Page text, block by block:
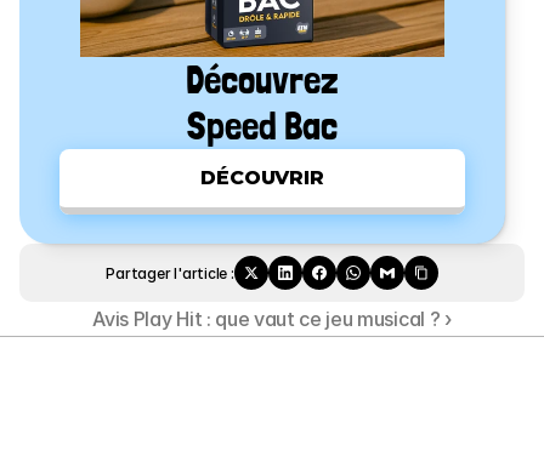
Découvrez
Speed Bac
DÉCOUVRIR
Partager l'article :
Avis Play Hit : que vaut ce jeu musical ? ›